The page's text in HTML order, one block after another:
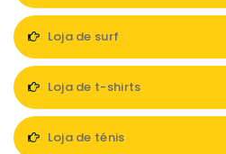
Loja de surf
Loja de t-shirts
Loja de ténis